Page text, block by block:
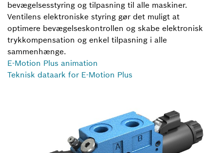
bevægelsesstyring og tilpasning til alle maskiner.
Ventilens elektroniske styring gør det muligt at
optimere bevægelseskontrollen og skabe elektronisk
trykkompensation og enkel tilpasning i alle
sammenhænge.
E-Motion Plus animation
Teknisk dataark for E-Motion Plus